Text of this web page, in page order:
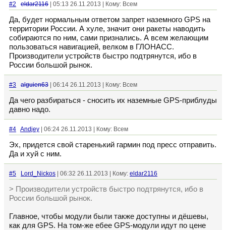
#2 eldar2116 | 05:13 26.11.2013 | Кому: Всем
Да, будет нормальным ответом запрет наземного GPS на
территории России. А хуле, значит они ракеты наводить
собираются по ним, сами признались. А всем желающим
пользоваться навигацией, велком в ГЛОНАСС.
Производители устройств быстро подтрянутся, ибо в
России большой рынок.
#3 alguien63 | 06:14 26.11.2013 | Кому: Всем
Да чего разбираться - сносить их наземные GPS-приблуды
давно надо.
#4 Andjey | 06:24 26.11.2013 | Кому: Всем
Эх, придется свой старенький гармин под пресс отправить.
Да и хуй с ним.
#5 Lord_Nickos | 06:32 26.11.2013 | Кому: eldar2116
> Производители устройств быстро подтрянутся, ибо в
России большой рынок.
Главное, чтобы модули были также доступны и дёшевы,
как для GPS. На том-же ебее GPS-модули идут по цене